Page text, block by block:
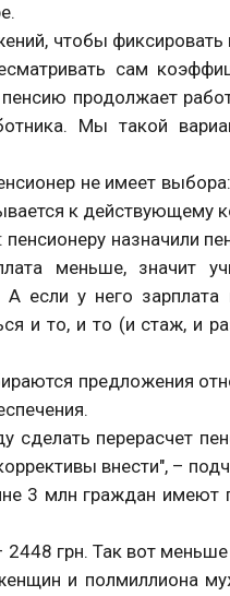
чтобы
сам
продолжает
Мы такой
не имеет
к действующему
назначили
меньше, значит
А если у него
и то, и то (и стаж, и
предложения
перерасчет
внести", –
3 млн граждан имеют
2448 грн. Так вот
и полмиллиона